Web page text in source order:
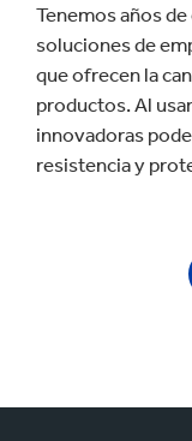
Tenemos años
soluciones de
que ofrecen la
productos. Al
innovadoras
resistencia y